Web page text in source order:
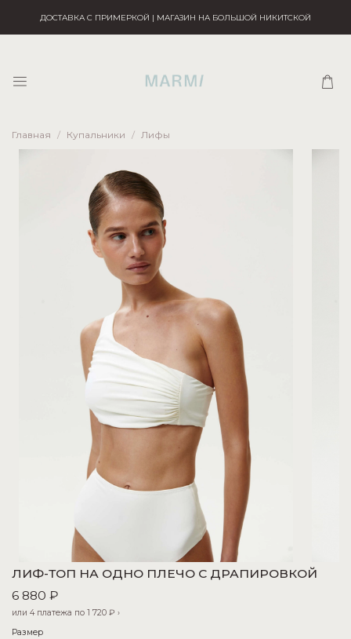
ДОСТАВКА С ПРИМЕРКОЙ | МАГАЗИН НА БОЛЬШОЙ НИКИТСКОЙ
Главная Купальники Лифы
ЛИФ-ТОП НА ОДНО ПЛЕЧО С ДРАПИРОВКОЙ
6 880 ₽
или 4 платежа по 1 720 ₽ ›
Размер